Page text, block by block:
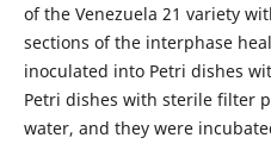
of the Venezuela 21 variety
sections of the interphase
inoculated into Petri dishes
Petri dishes with sterile filter
water, and they were